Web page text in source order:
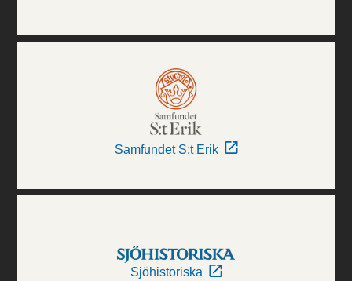
Samfundet S:t Erik
Sjöhistoriska